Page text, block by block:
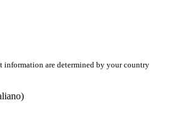
information are determined by your country